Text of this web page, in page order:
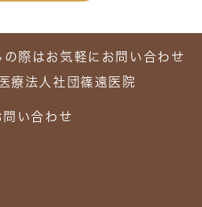
際はお気軽にお問い合わせ
療法人社団篠遠医院
問い合わせ